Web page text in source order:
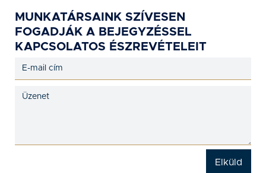
MUNKATÁRSAINK SZÍVESEN
FOGADJÁK A BEJEGYZÉSSEL
KAPCSOLATOS ÉSZREVÉTELEIT